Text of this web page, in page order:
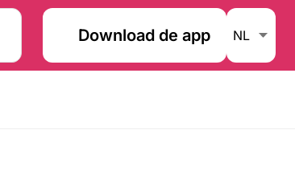
Download de app